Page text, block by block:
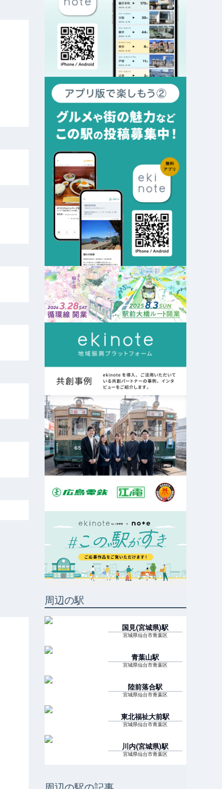
周辺の駅
国見(宮城県)駅
宮城県仙台市青葉区
青葉山駅
宮城県仙台市青葉区
陸前落合駅
宮城県仙台市青葉区
東北福祉大前駅
宮城県仙台市青葉区
川内(宮城県)駅
宮城県仙台市青葉区